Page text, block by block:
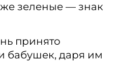
зеленые — знак
принято
бабушек, даря им